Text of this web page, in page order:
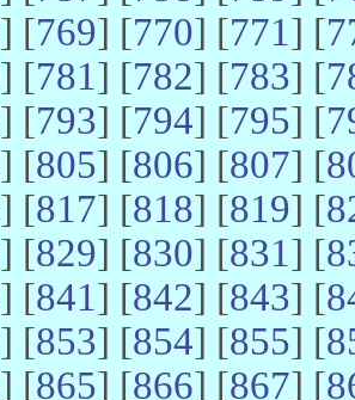
] [769] [770] [771] [
] [781] [782] [783] [
] [793] [794] [795] [
] [805] [806] [807] [
] [817] [818] [819] [
] [829] [830] [831] [
] [841] [842] [843] [
] [853] [854] [855] [
] [865] [866] [867] [